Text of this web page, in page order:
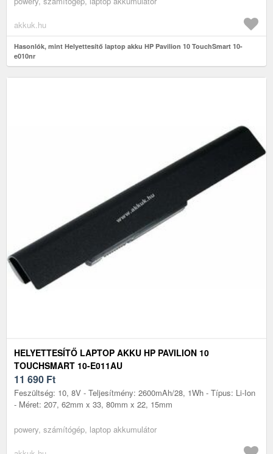
akkuk.hu
Hasonlók, mint Helyettesítő laptop akku HP Pavilion 10 TouchSmart 10-
e010nr
HELYETTESÍTŐ LAPTOP AKKU HP PAVILION 10
TOUCHSMART 10-E011AU
11 690 Ft
Feszültség: 10, 8V - Teljesítmény: 2600mAh/28, 1Wh - Típus: Li-Ion
- Méret: 207, 62mm x 33, 80mm x 22, 15mm
powery, számítógép, laptop akkumulátor